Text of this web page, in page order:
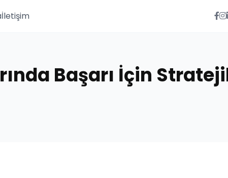
İletişim
Başarı İçin